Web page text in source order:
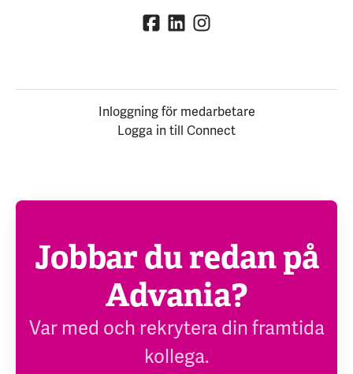
Inloggning för medarbetare
Logga in till Connect
Jobbar du redan på
Advania?
Var med och rekrytera din framtida
kollega.